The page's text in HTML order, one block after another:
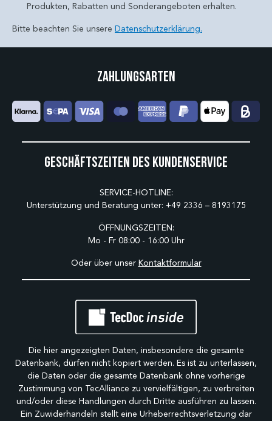
Produkten, Rabatten und Sonderangeboten erhalten.
Bitte beachten Sie unsere Datenschutzerklärung.
Geschäftszeiten des Kundenservice
SERVICE-HOTLINE:
Unterstützung und Beratung unter: +49 2336 – 8193175
ÖFFNUNGSZEITEN:
Mo - Fr 08:00 - 16:00 Uhr
Oder über unser Kontaktformular
Zahlungsarten
Die hier angezeigten Daten, insbesondere die gesamte
Datenbank, dürfen nicht kopiert werden. Es ist zu unterlassen,
die Daten oder die gesamte Datenbank ohne vorherige
Zustimmung von TecAlliance zu vervielfältigen, zu verbreiten
und/oder diese Handlungen durch Dritte ausführen zu lassen.
Ein Zuwiderhandeln stellt eine Urheberrechtsverletzung dar